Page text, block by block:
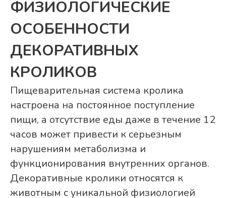
ФИЗИОЛОГИЧЕСКИЕ
ОСОБЕННОСТИ
ДЕКОРАТИВНЫХ
КРОЛИКОВ
Пищеварительная система кролика
настроена на постоянное поступление
пищи, а отсутствие еды даже в течение 12
часов может привести к серьезным
нарушениям метаболизма и
функционирования внутренних органов.
Декоративные кролики относятся к
животным с уникальной физиологией